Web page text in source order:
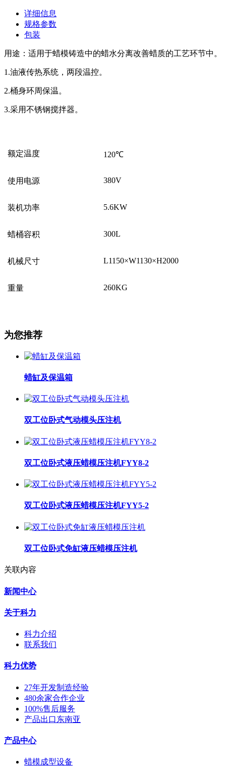
详细信息
规格参数
包装
用途：适用于蜡模铸造中的蜡水分离改善蜡质的工艺环节中。
1.油液传热系统，两段温控。
2.桶身环周保温。
3.采用不锈钢搅拌器。
额定温度 120℃
使用电源 380V
装机功率 5.6KW
蜡桶容积 300L
机械尺寸 L1150×W1130×H2000
重量 260KG
为您推荐
蜡缸及保温箱
双工位卧式气动模头压注机
双工位卧式液压蜡模压注机FYY8-2
双工位卧式液压蜡模压注机FYY5-2
双工位卧式免缸液压蜡模压注机
关联内容
新闻中心
关于科力
科力介绍
联系我们
科力优势
27年开发制造经验
480余家合作企业
100%售后服务
产品出口东南亚
产品中心
蜡模成型设备